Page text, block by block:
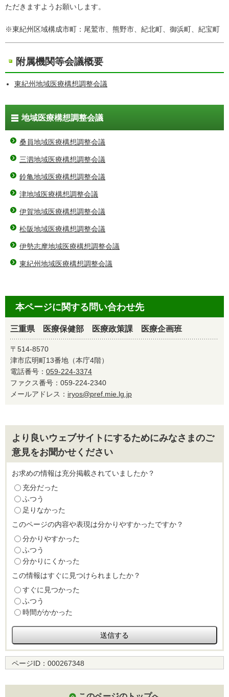
ただきますようお願いします。
※東紀州区域構成市町：尾鷲市、熊野市、紀北町、御浜町、紀宝町
附属機関等会議概要
東紀州地域医療構想調整会議
地域医療構想調整会議
桑員地域医療構想調整会議
三泗地域医療構想調整会議
鈴亀地域医療構想調整会議
津地域医療構想調整会議
伊賀地域医療構想調整会議
松阪地域医療構想調整会議
伊勢志摩地域医療構想調整会議
東紀州地域医療構想調整会議
本ページに関する問い合わせ先
三重県 医療保健部 医療政策課 医療企画班
〒514-8570
津市広明町13番地（本庁4階）
電話番号： 059-224-3374
ファクス番号：059-224-2340
メールアドレス： iryos@pref.mie.lg.jp
より良いウェブサイトにするためにみなさまのご
意見をお聞かせください
お求めの情報は充分掲載されていましたか？
充分だった
ふつう
足りなかった
このページの内容や表現は分かりやすかったですか？
分かりやすかった
ふつう
分かりにくかった
この情報はすぐに見つけられましたか？
すぐに見つかった
ふつう
時間がかかった
ページID： 000267348